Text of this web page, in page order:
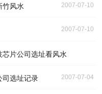
竹风水 2007-07-10
2007-07-10
片公司选址看风水
2007-07-04
司选址记录 2007-07-04